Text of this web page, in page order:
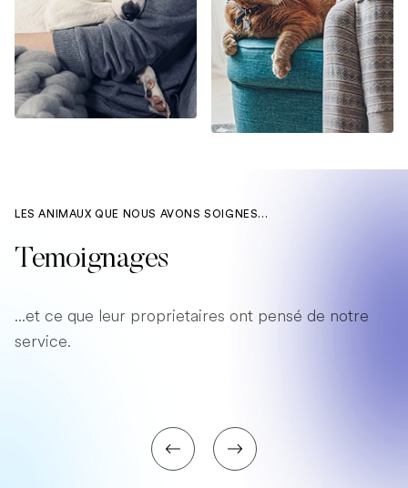
LES ANIMAUX QUE NOUS AVONS SOIGNES...
Temoignages
...et ce que leur proprietaires ont pensé de notre
service.